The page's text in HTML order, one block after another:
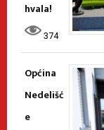
hvala!
374
Općina
Nedelišć
e